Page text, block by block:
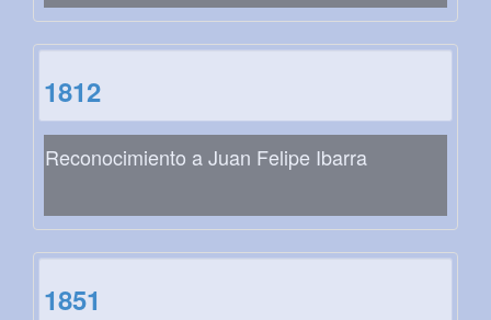
1812
Reconocimiento a Juan Felipe Ibarra
1851